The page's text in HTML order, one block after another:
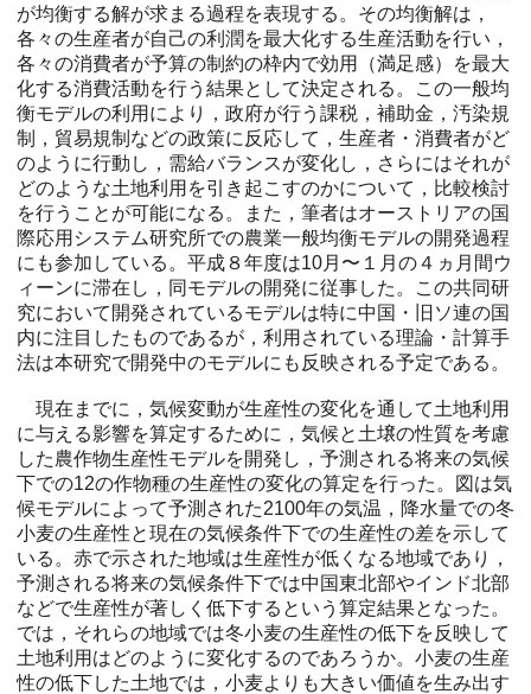
が均衡する解が求まる過程を表現する。その均衡解は，
各々の生産者が自己の利潤を最大化する生産活動を行い，
各々の消費者が予算の制約の枠内で効用（満足感）を最大
化する消費活動を行う結果として決定される。この一般均
衡モデルの利用により，政府が行う課税，補助金，汚染規
制，貿易規制などの政策に反応して，生産者・消費者がど
のように行動し，需給バランスが変化し，さらにはそれが
どのような土地利用を引き起こすのかについて，比較検討
を行うことが可能になる。また，筆者はオーストリアの国
際応用システム研究所での農業一般均衡モデルの開発過程
にも参加している。平成８年度は10月〜１月の４ヵ月間ウ
ィーンに滞在し，同モデルの開発に従事した。この共同研
究において開発されているモデルは特に中国・旧ソ連の国
内に注目したものであるが，利用されている理論・計算手
法は本研究で開発中のモデルにも反映される予定である。
現在までに，気候変動が生産性の変化を通して土地利用
に与える影響を算定するために，気候と土壌の性質を考慮
した農作物生産性モデルを開発し，予測される将来の気候
下での12の作物種の生産性の変化の算定を行った。図は気
候モデルによって予測された2100年の気温，降水量での冬
小麦の生産性と現在の気候条件下での生産性の差を示して
いる。赤で示された地域は生産性が低くなる地域であり，
予測される将来の気候条件下では中国東北部やインド北部
などで生産性が著しく低下するという算定結果となった。
では，それらの地域では冬小麦の生産性の低下を反映して
土地利用はどのように変化するのであろうか。小麦の生産
性の低下した土地では，小麦よりも大きい価値を生み出す